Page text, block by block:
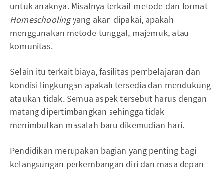
untuk anaknya. Misalnya terkait metode dan format
Homeschoolingyang akan dipakai, apakah
menggunakan metode tunggal, majemuk, atau
komunitas.
Selain itu terkait biaya, fasilitas pembelajaran dan
kondisi lingkungan apakah tersedia dan mendukung
ataukah tidak. Semua aspek tersebut harus dengan
matang dipertimbangkan sehingga tidak
menimbulkan masalah baru dikemudian hari.
Pendidikan merupakan bagian yang penting bagi
kelangsungan perkembangan diri dan masa depan